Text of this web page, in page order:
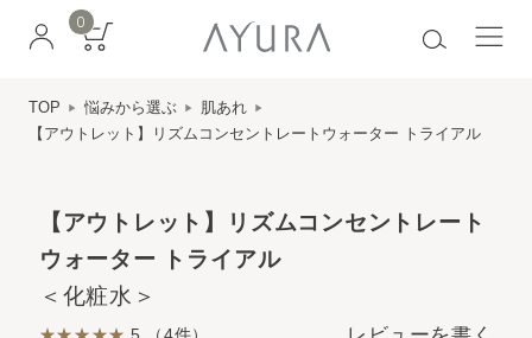
0
TOP 悩みから選ぶ
肌あれ
【アウトレット】リズムコンセントレートウォーター トライアル
【アウトレット】リズムコンセントレート
ウォーター トライアル
＜化粧水＞